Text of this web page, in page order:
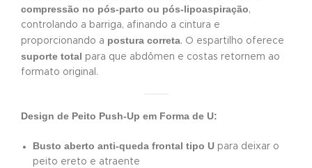
compressão no pós-parto ou pós-lipoaspiração,
controlando a barriga, afinando a cintura e
proporcionando a postura correta. O espartilho oferece
suporte total para que abdômen e costas retornem ao
formato original.
Design de Peito Push-Up em Forma de U:
Busto aberto anti-queda frontal tipo U para deixar o
peito ereto e atraente